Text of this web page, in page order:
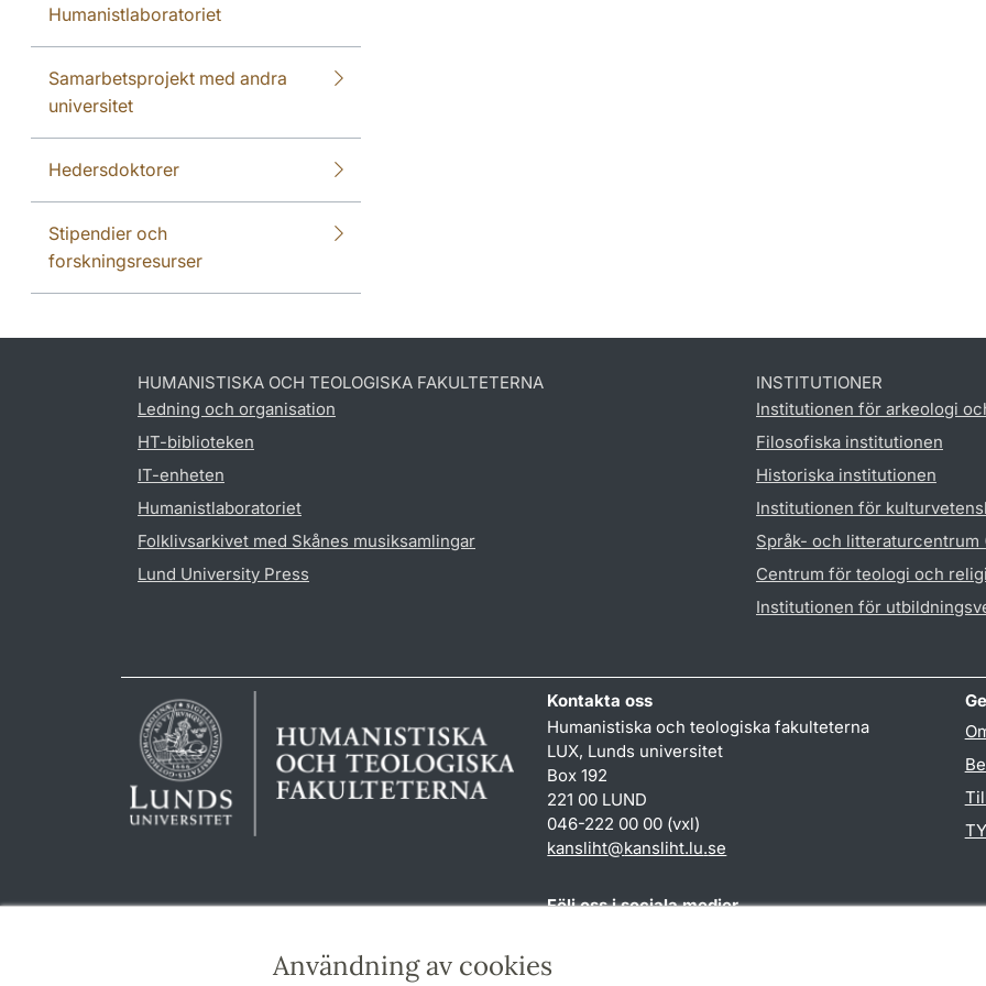
Användning av cookies
Humanistlaboratoriet
Samarbetsprojekt med andra
universitet
Hedersdoktorer
Stipendier och
forskningsresurser
HUMANISTISKA OCH TEOLOGISKA FAKULTETERNA
Ledning och organisation
HT-biblioteken
IT-enheten
Humanistlaboratoriet
Folklivsarkivet med Skånes musiksamlingar
Lund University Press
INSTITUTIONER
Institutionen för arkeologi
Filosofiska institutionen
Historiska institutionen
Institutionen för
Språk- och litteraturcentrum
Centrum för teologi och
Institutionen för
Kontakta oss
Humanistiska och teologiska fakulteterna
LUX, Lunds universitet
Box 192
221 00 LUND
046-222 00 00 (vxl)
kansliht@kansliht.lu.se
Följ oss i sociala medier